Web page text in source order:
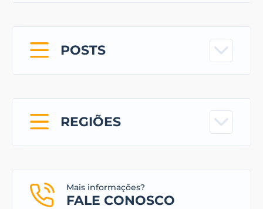
POSTS
REGIÕES
Mais informações?
FALE CONOSCO